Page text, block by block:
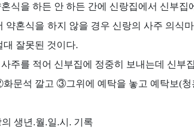
식을 하든 안 하든 간에 신랑집에서 신부
약혼식을 하지 않을 경우 신랑의 사주 의식
대 잘못된 것이다.
주를 적어 신부집에 정중히 보내는데 신부
문석 깔고 ③그위에 예탁을 놓고 예탁보(
생년.월.일.시. 기록